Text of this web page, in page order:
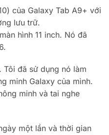
của Galaxy Tab A9+ với
lưu trữ.
hình 11 inch. Nó đã
đã sử dụng nó làm
minh Galaxy của mình.
minh và tai nghe
một lần và thời gian